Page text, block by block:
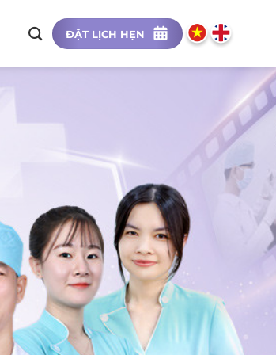
ĐẶT LỊCH HẸN